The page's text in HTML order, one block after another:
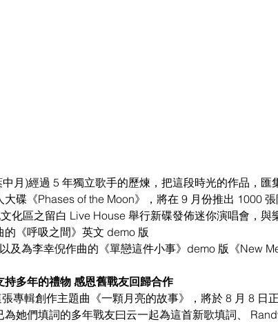
月)經過 5 年獨立歌手的歷煉，把這段時光的作品，匯
大碟《Phases of the Moon》，將在 9 月份推出 1000
化區之留白 Live House 舉行新碟發佈迷你演唱會，
的《呼吸之間》英文 demo 版
及為李幸倪作曲的《單戀這件小事》demo 版《New
持多年的禮物 感恩舊戰友回歸合作
專輯創作主題曲《一顆月亮的故事》，將於 8 月 8 日
為她們填詞的多年戰友曰云一起為這首新歌填詞、